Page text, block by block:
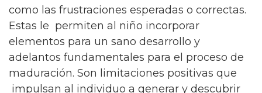
como las frustraciones esperadas o correctas.
Estas le permiten al niño incorporar
elementos para un sano desarrollo y
adelantos fundamentales para el proceso de
maduración. Son limitaciones positivas que
impulsan al individuo a generar y descubrir